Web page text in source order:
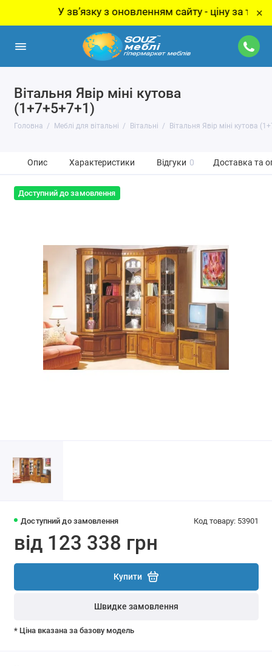
У звʼязку з оновленням сайту - ціну за товар ×
Вітальня Явір міні кутова
(1+7+5+7+1)
Головна Меблі для вітальні Вітальні Вітальня Явір міні кутова
Опис Характеристики Відгуки 0 Доставка та
Доступний до замовлення
Доступний до замовлення Код товару: 53901
від 123 338 грн
Купити
Швидке замовлення
* Ціна вказана за базову модель